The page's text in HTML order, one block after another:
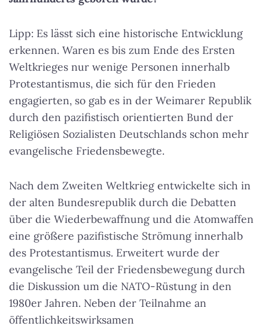
Lipp: Es lässt sich eine historische Entwicklung
erkennen. Waren es bis zum Ende des Ersten
Weltkrieges nur wenige Personen innerhalb
Protestantismus, die sich für den Frieden
engagierten, so gab es in der Weimarer Republik
durch den pazifistisch orientierten Bund der
Religiösen Sozialisten Deutschlands schon mehr
evangelische Friedensbewegte.
Nach dem Zweiten Weltkrieg entwickelte sich in
der alten Bundesrepublik durch die Debatten
über die Wiederbewaffnung und die Atomwaffen
eine größere pazifistische Strömung innerhalb
des Protestantismus. Erweitert wurde der
evangelische Teil der Friedensbewegung durch
die Diskussion um die NATO-Rüstung in den
1980er Jahren. Neben der Teilnahme an
öffentlichkeitswirksamen